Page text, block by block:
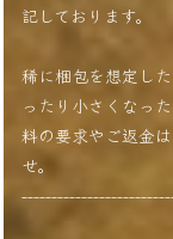
記しております。
稀に梱包を想定し
ったり小さくなっ
料の要求やご返金
せ。